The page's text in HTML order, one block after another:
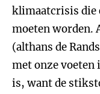
klimaatcrisis die
moeten worden.
(althans de
met onze voeten
is, want de